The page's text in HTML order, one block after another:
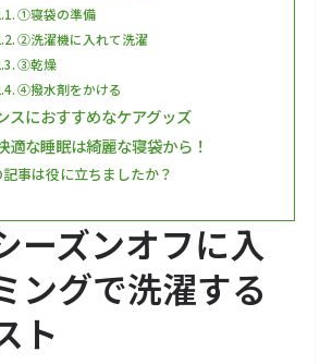
①寝袋の準備
②洗濯機に入れて洗濯
③乾燥
④撥水剤をかける
スにおすすめなケアグッズ
適な睡眠は綺麗な寝袋から！
記事は役に立ちましたか？
ーズンオフに入
ングで洗濯する
ト